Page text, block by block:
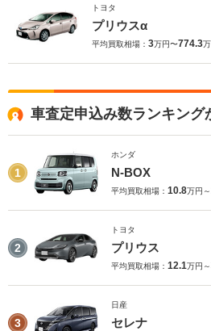
トヨタ
プリウスα
平均買取相場： 3万円〜774.3
車査定申込み数ランキング
1
ホンダ
N-BOX
平均買取相場： 10.8万円～
2
トヨタ
プリウス
平均買取相場： 12.1万円～
3
日産
セレナ